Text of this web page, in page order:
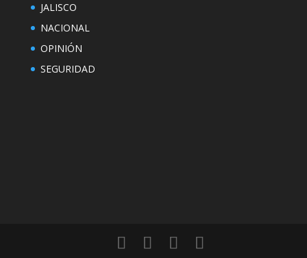
JALISCO
NACIONAL
OPINIÓN
SEGURIDAD